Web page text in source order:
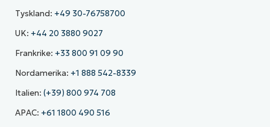
Tyskland: +49 30-76758700
UK: +44 20 3880 9027
Frankrike: +33 800 91 09 90
Nordamerika: +1 888 542-8339
Italien: (+39) 800 974 708
APAC: +61 1800 490 516